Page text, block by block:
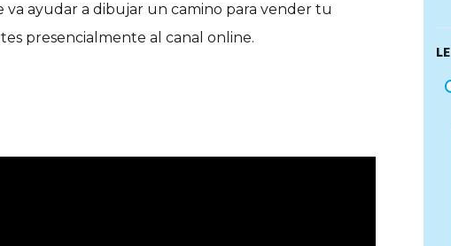
va ayudar a dibujar un camino para vender tu
presencialmente al canal online.